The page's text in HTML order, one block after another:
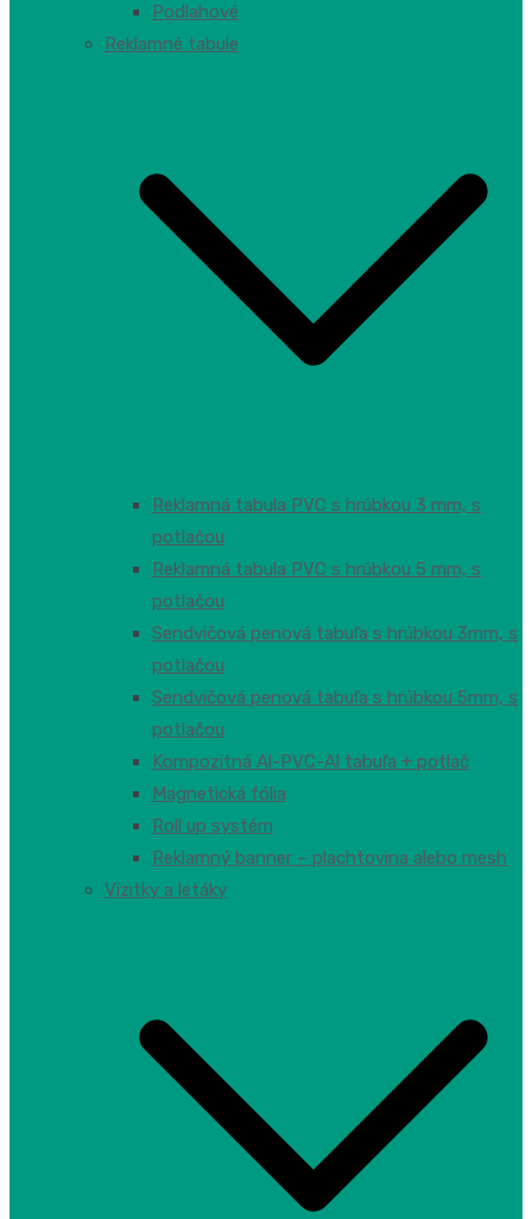
Podlahové
Reklamné tabule
Reklamná tabula PVC s hrúbkou 3 mm, s
potlačou
Reklamná tabula PVC s hrúbkou 5 mm, s
potlačou
Sendvičová penová tabuľa s hrúbkou 3mm, s
potlačou
Sendvičová penová tabuľa s hrúbkou 5mm, s
potlačou
Kompozitná Al-PVC-Al tabuľa + potlač
Magnetická fólia
Roll up systém
Reklamný banner – plachtovina alebo mesh
Vizitky a letáky